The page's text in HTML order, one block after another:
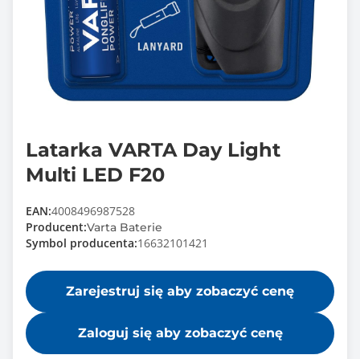
Latarka VARTA Day Light
Multi LED F20
EAN:4008496987528
Producent:Varta Baterie
Symbol producenta:16632101421
Zarejestruj się aby zobaczyć cenę
Zaloguj się aby zobaczyć cenę